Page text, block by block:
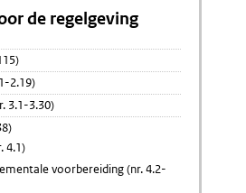
de regelgeving
2.19)
3.1-3.30)
4.1)
voorbereiding (nr. 4.2-